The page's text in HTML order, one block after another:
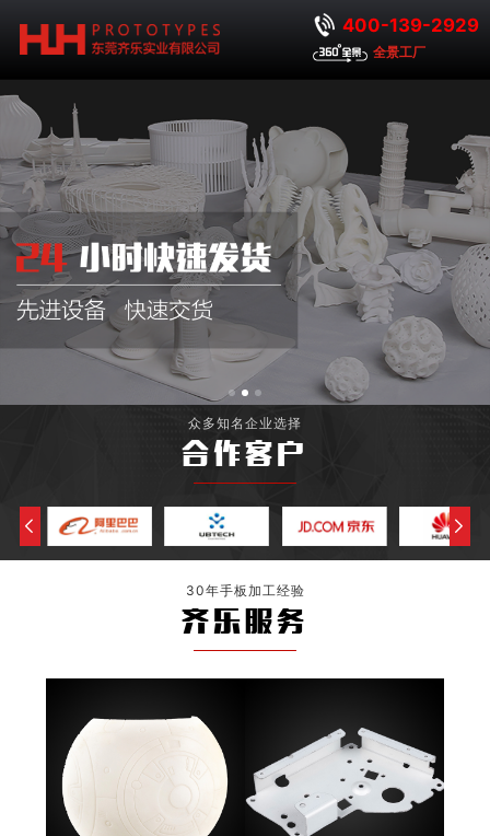
400-139-2929
全景工厂
众多知名企业选择
合作客户
30年手板加工经验
齐乐服务